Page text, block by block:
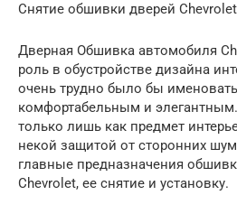
Снятие обшивки дверей
Дверная Обшивка автомобиля
роль в обустройстве дизайна
очень трудно было бы
комфортабельным и
только лишь как предмет
некой защитой от сторонних
главные предназначения
Chevrolet, ее снятие и установку.